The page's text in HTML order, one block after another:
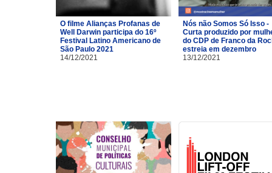
O filme Alianças Profanas de
Well Darwin participa do 16º
Festival Latino Americano de
São Paulo 2021
14/12/2021
Nós não Somos Só Isso -
Curta produzido por
do CDP de Franco da
estreia em dezembro
13/12/2021